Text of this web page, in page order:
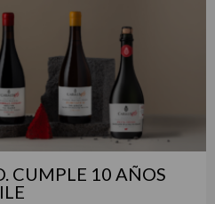
CUMPLE 10 AÑOS